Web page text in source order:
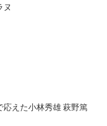
えた小林秀雄 萩野篤